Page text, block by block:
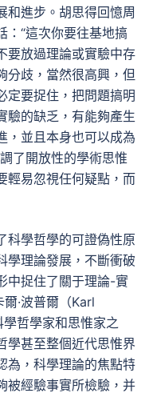
和進步。胡思得回憶周
：“這次你要往基地搞
要放過理論或實驗中存
分歧，當然很高興，但
定要捉住，把問題搞明
驗的缺乏，有能夠產生
，並且本身也可以成為
了開放性的學術思惟
輕易忽視任何疑點，而
科學哲學的可證偽性原
學理論發展，不斷衝破
中捉住了關于理論-實
·波普爾（Karl
哲學家和思惟家之
學甚至整個近代思惟界
為，科學理論的焦點特
被經驗事實所檢驗，并